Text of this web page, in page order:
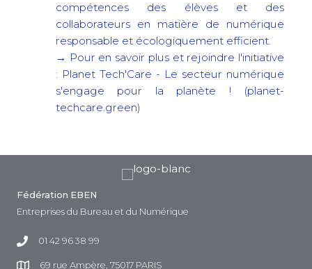
compétences des élèves et des
collaborateurs en matière de numérique
responsable et écologiquement efficient.
→ Pour en savoir plus et rejoindre l'initiative
: Planet Tech'Care - Le secteur numérique
s'engage pour la planète ! (planet-
techcare.green)
Fédération EBEN
Entreprises du Bureau et du Numérique
01 42 96 38 99
69 rue Ampère, 75017 PARIS